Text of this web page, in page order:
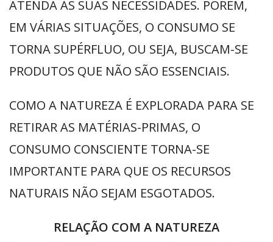
ATENDA ÀS SUAS NECESSIDADES. PORÉM,
EM VÁRIAS SITUAÇÕES, O CONSUMO SE
TORNA SUPÉRFLUO, OU SEJA, BUSCAM-SE
PRODUTOS QUE NÃO SÃO ESSENCIAIS.
COMO A NATUREZA É EXPLORADA PARA SE
RETIRAR AS MATÉRIAS-PRIMAS, O
CONSUMO CONSCIENTE TORNA-SE
IMPORTANTE PARA QUE OS RECURSOS
NATURAIS NÃO SEJAM ESGOTADOS.
RELAÇÃO COM A NATUREZA